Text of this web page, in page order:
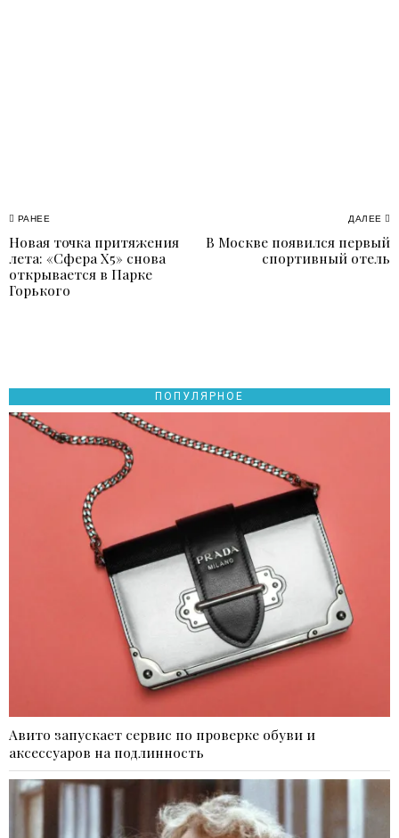
Навигация
по
записям
РАНЕЕ
Previous
post:
Новая точка притяжения
лета: «Сфера Х5» снова
открывается в Парке
Горького
ДАЛЕЕ
В Москве появился первый
спортивный отель
ПОПУЛЯРНОЕ
Авито запускает сервис по проверке обуви и
аксессуаров на подлинность